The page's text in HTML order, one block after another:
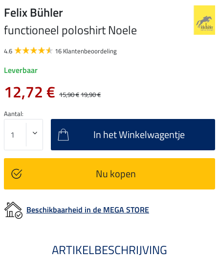
Felix Bühler
functioneel poloshirt Noele
4.6 16 Klantenbeoordeling
Leverbaar
12,72 € 15,90 €19,90 €
Aantal:
In het Winkelwagentje
Nu kopen
Beschikbaarheid in de MEGA STORE
ARTIKELBESCHRIJVING